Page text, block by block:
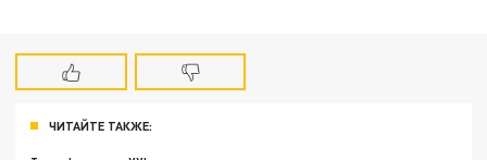
ЧИТАЙТЕ ТАКЖЕ: